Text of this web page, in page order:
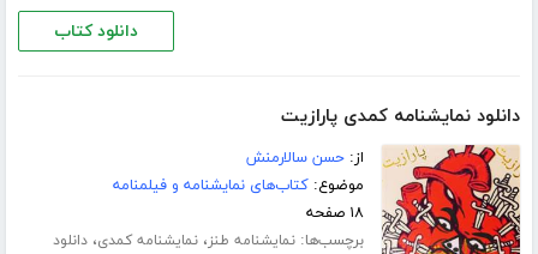
دانلود کتاب
دانلود نمایشنامه کمدی پارازیت
از:حسن سالارمنش
موضوع:کتاب‌های نمایشنامه و فیلمنامه
۱۸ صفحه
برچسب‌ها:نمایشنامه طنز،نمایشنامه کمدی،دانلود